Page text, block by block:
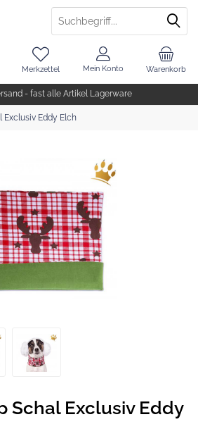
- fast alle Artikel Lagerware
Warenkorb
Merkzettel Mein Konto
Exclusiv Eddy Elch
Schal Exclusiv Eddy